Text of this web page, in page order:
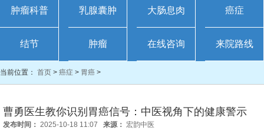
肿瘤科普 乳腺囊肿 大肠息肉 癌症
结节 肿瘤 在线咨询 来院路线
当前位置： 首页 > 癌症 > 胃癌 >
曹勇医生教你识别胃癌信号：中医视角下的健康警示
发布时间： 2025-10-18 11:07 来源： 宏韵中医